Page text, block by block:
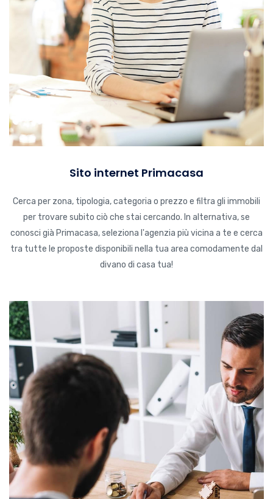
Sito internet Primacasa
Cerca per zona, tipologia, categoria o prezzo e filtra gli immobili
per trovare subito ciò che stai cercando. In alternativa, se
conosci già Primacasa, seleziona l'agenzia più vicina a te e cerca
tra tutte le proposte disponibili nella tua area comodamente dal
divano di casa tua!